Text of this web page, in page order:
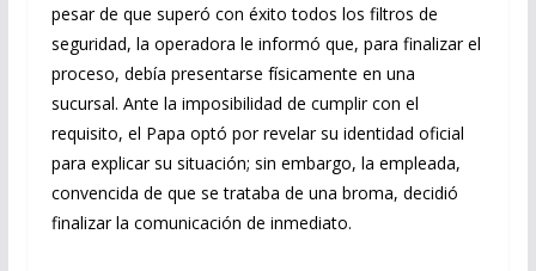
pesar de que superó con éxito todos los filtros de
seguridad, la operadora le informó que, para finalizar el
proceso, debía presentarse físicamente en una
sucursal. Ante la imposibilidad de cumplir con el
requisito, el Papa optó por revelar su identidad oficial
para explicar su situación; sin embargo, la empleada,
convencida de que se trataba de una broma, decidió
finalizar la comunicación de inmediato.